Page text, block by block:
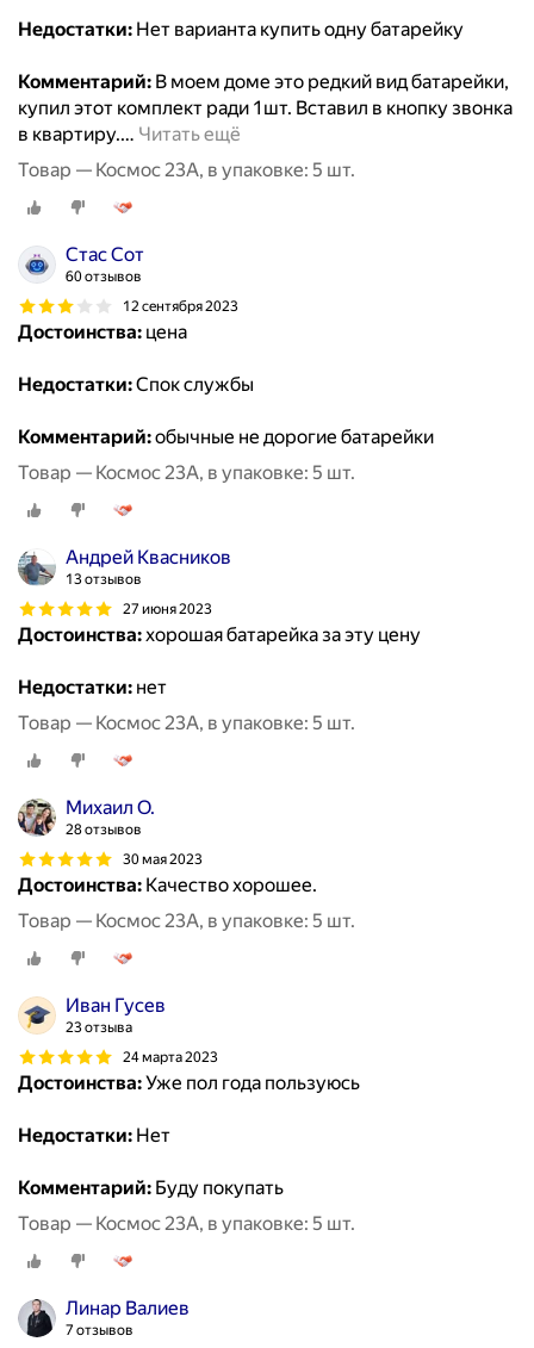
Недостатки: Нет варианта купить одну батарейку
Комментарий: В моем доме это редкий вид батарейки,
купил этот комплект ради 1шт. Вставил в кнопку звонка
в квартиру.… Читать ещё
Товар — Космос 23А, в упаковке: 5 шт.
Стас Сот
60 отзывов
12 сентября 2023
Достоинства: цена
Недостатки:Спок службы
Комментарий:обычные не дорогие батарейки
Товар — Космос 23А, в упаковке: 5 шт.
Андрей Квасников
13 отзывов
27 июня 2023
Достоинства:хорошая батарейка за эту цену
Недостатки: нет
Товар — Космос 23А, в упаковке: 5 шт.
Михаил О.
28 отзывов
30 мая 2023
Достоинства: Качество хорошее.
Товар — Космос 23А, в упаковке: 5 шт.
Иван Гусев
23 отзыва
24 марта 2023
Достоинства:Уже пол года пользуюсь
Недостатки: Нет
Комментарий: Буду покупать
Товар — Космос 23А, в упаковке: 5 шт.
Линар Валиев
7 отзывов